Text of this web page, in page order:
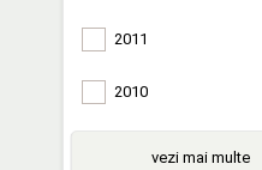
2011
2010
vezi mai multe